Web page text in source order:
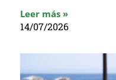
Leer más »
14/07/2026